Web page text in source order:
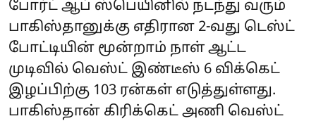
போர்ட் ஆப் ஸ்பெயினில் நடந்து வரும்
பாகிஸ்தானுக்கு எதிரான 2-வது டெஸ்ட்
போட்டியின் மூன்றாம் நாள் ஆட்ட
முடிவில் வெஸ்ட் இண்டீஸ் 6 விக்கெட்
இழப்பிற்கு 103 ரன்கள் எடுத்துள்ளது.
பாகிஸ்தான் கிரிக்கெட் அணி வெஸ்ட்